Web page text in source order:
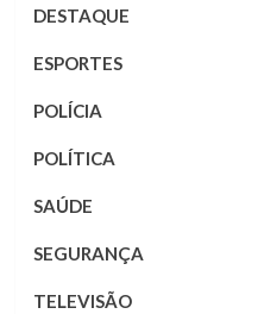
DESTAQUE
ESPORTES
POLÍCIA
POLÍTICA
SAÚDE
SEGURANÇA
TELEVISÃO